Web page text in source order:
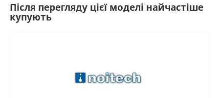
Після перегляду цієї моделі найчастіше
купують